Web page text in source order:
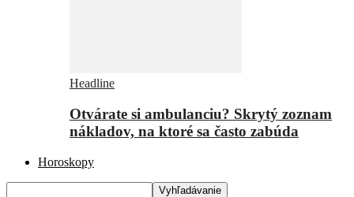
Headline
Otvárate si ambulanciu? Skrytý zoznam
nákladov, na ktoré sa často zabúda
Horoskopy